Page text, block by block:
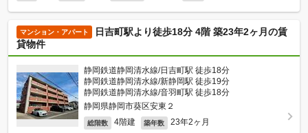
マンション・アパート
日吉町駅より徒歩18分 4階 築23年2ヶ月の賃
貸物件
静岡鉄道静岡清水線/日吉町駅 徒歩18分
静岡鉄道静岡清水線/新静岡駅 徒歩19分
静岡鉄道静岡清水線/音羽町駅 徒歩18分
静岡県静岡市葵区安東２
総階数 4階建 築年数 23年2ヶ月